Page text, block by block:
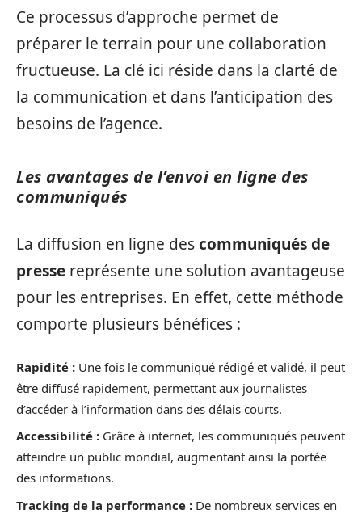
Ce processus d’approche permet de
préparer le terrain pour une collaboration
fructueuse. La clé ici réside dans la clarté de
la communication et dans l’anticipation des
besoins de l’agence.
Les avantages de l’envoi en ligne des
communiqués
La diffusion en ligne descommuniqués de
presse représente une solution avantageuse
pour les entreprises. En effet, cette méthode
comporte plusieurs bénéfices :
Rapidité : Une fois le communiqué rédigé et validé, il peut
être diffusé rapidement, permettant aux journalistes
d’accéder à l’information dans des délais courts.
Accessibilité : Grâce à internet, les communiqués peuvent
atteindre un public mondial, augmentant ainsi la portée
des informations.
Tracking de la performance : De nombreux services en